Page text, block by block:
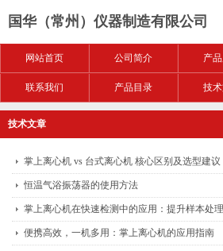
国华（常州）仪器制造有限公司
网站首页 公司简介 产
联系我们 产品目录 技
技术文章
掌上离心机 vs 台式离心机 核心区别及选型建议
恒温气浴振荡器的使用方法
掌上离心机在快速检测中的应用：提升样本处
便携高效，一机多用：掌上离心机的应用指南